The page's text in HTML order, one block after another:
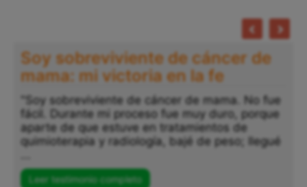
Soy sobreviviente de cáncer de
mama: mi victoria en la fe
"Soy sobreviviente de cáncer de mama. No fue
fácil. Durante mi proceso fue muy duro, porque
aparte de que estuve en tratamientos de
quimioterapia y radiología, bajé de peso; llegué
Leer testimonio completo